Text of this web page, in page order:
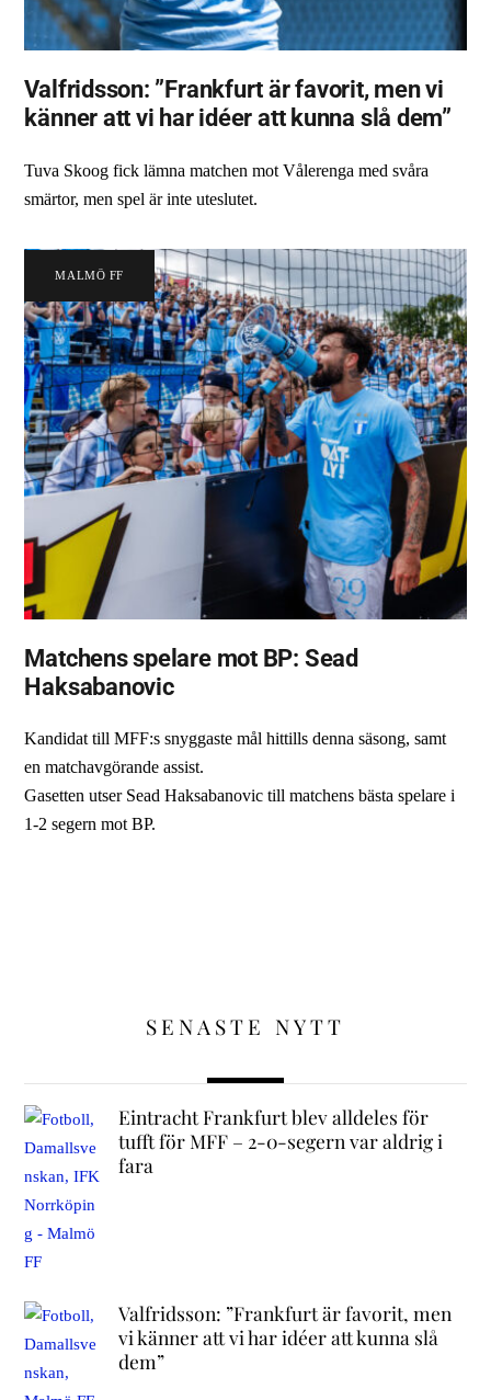
Valfridsson: ”Frankfurt är favorit, men vi
känner att vi har idéer att kunna slå dem”
Tuva Skoog fick lämna matchen mot Vålerenga med svåra
smärtor, men spel är inte uteslutet.
MALMÖ FF
Matchens spelare mot BP: Sead
Haksabanovic
Kandidat till MFF:s snyggaste mål hittills denna säsong, samt
en matchavgörande assist.
Gasetten utser Sead Haksabanovic till matchens bästa spelare i
1-2 segern mot BP.
SENASTE NYTT
Eintracht Frankfurt blev alldeles för
tufft för MFF – 2-0-segern var aldrig i
fara
Valfridsson: ”Frankfurt är favorit, men
vi känner att vi har idéer att kunna slå
dem”